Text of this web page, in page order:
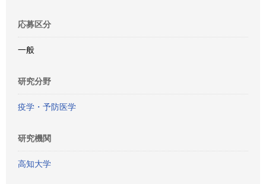
応募区分
一般
研究分野
疫学・予防医学
研究機関
高知大学